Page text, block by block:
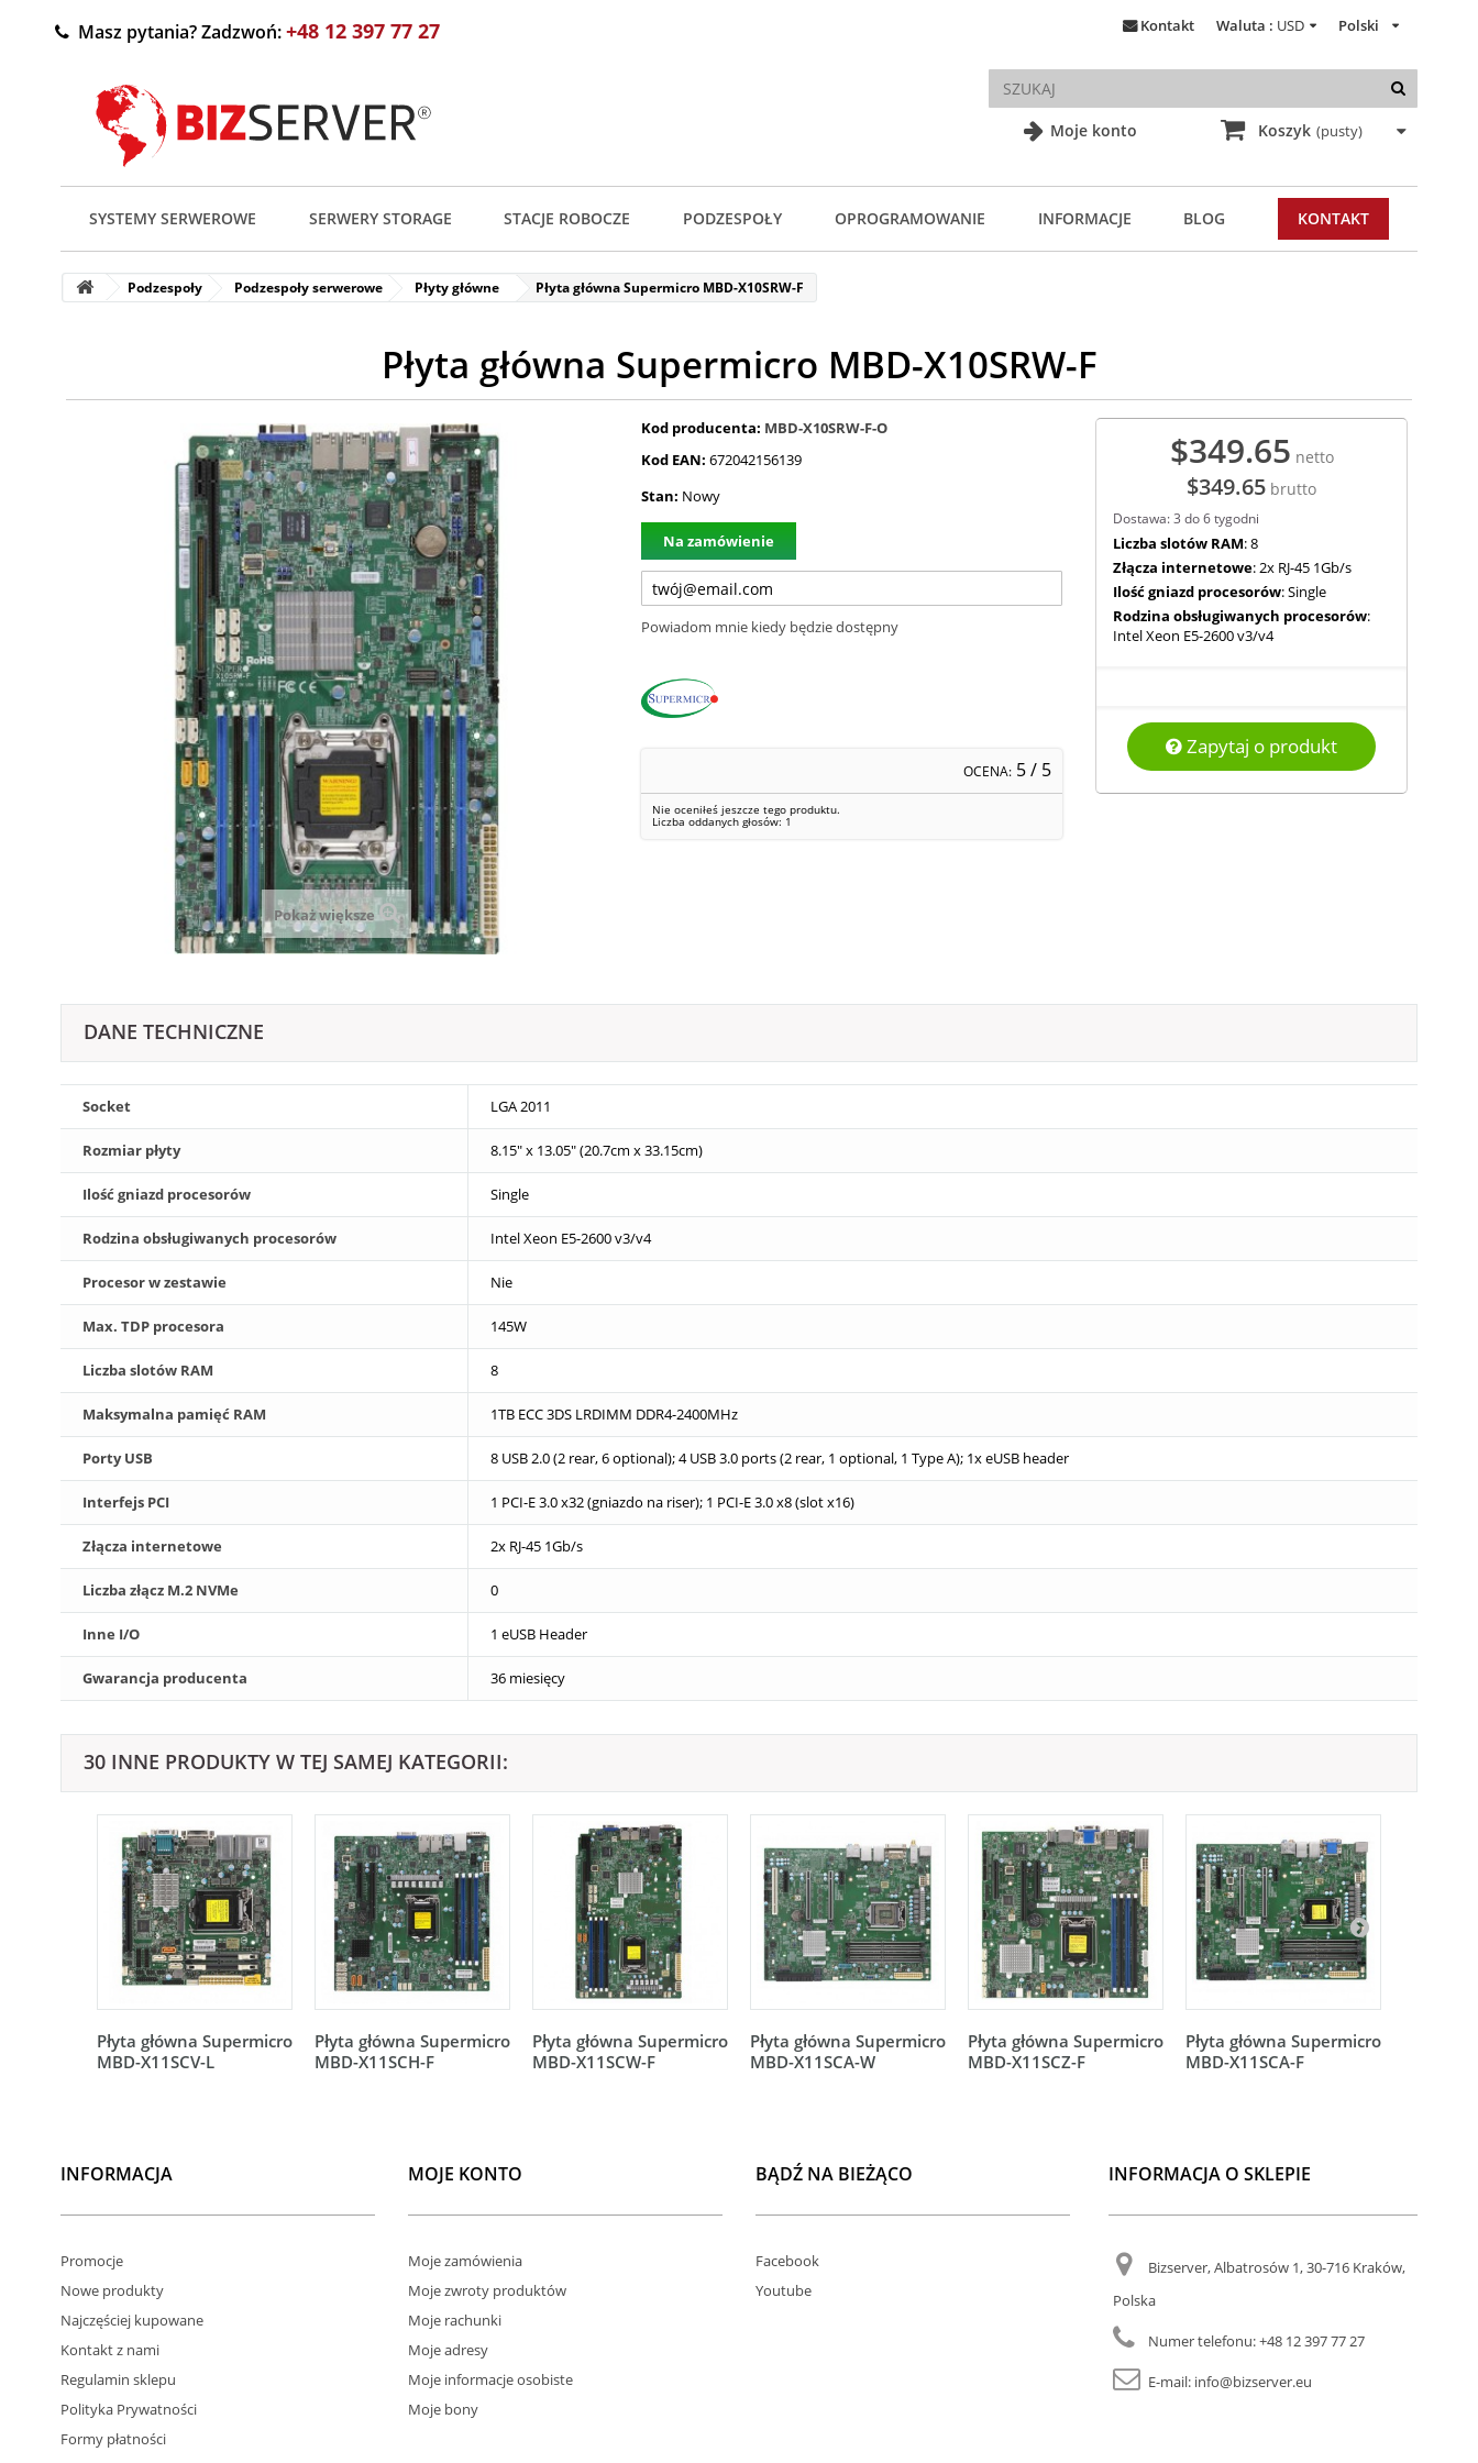
Moje konto
Polski
Waluta : USD
Kontakt
Masz pytania? Zadzwoń:+48 12 397 77 27
Koszyk (pusty)
SYSTEMY SERWEROWE SERWERY STORAGE STACJE ROBOCZE PODZESPOŁY OPROGRAMOWANIE INFORMACJE BLOG KONTAKT
Podzespoły Podzespoły serwerowe Płyty główne Płyta główna Supermicro MBD-X10SRW-F
Płyta główna Supermicro MBD-X10SRW-F
Pokaż większe
Kod producenta: MBD-X10SRW-F-O
Kod EAN: 672042156139
Stan: Nowy
Na zamówienie
Powiadom mnie kiedy będzie dostępny
OCENA: 5/ 5
Nie oceniłeś jeszcze tego produktu.
Liczba oddanych głosów: 1
$349.65 netto
$349.65 brutto
Dostawa: 3 do 6 tygodni
Liczba slotów RAM: 8
Złącza internetowe: 2x RJ-45 1Gb/s
Ilość gniazd procesorów: Single
Rodzina obsługiwanych procesorów:
Intel Xeon E5-2600 v3/v4
Zapytaj o produkt
DANE TECHNICZNE
Socket LGA 2011
Rozmiar płyty 8.15" x 13.05" (20.7cm x 33.15cm)
Ilość gniazd procesorów Single
Rodzina obsługiwanych procesorów Intel Xeon E5-2600 v3/v4
Procesor w zestawie Nie
Max. TDP procesora 145W
Liczba slotów RAM 8
Maksymalna pamięć RAM 1TB ECC 3DS LRDIMM DDR4-2400MHz
Porty USB 8 USB 2.0 (2 rear, 6 optional); 4 USB 3.0 ports (2 rear, 1 optional, 1 Type A); 1x eUSB header
Interfejs PCI 1 PCI-E 3.0 x32 (gniazdo na riser); 1 PCI-E 3.0 x8 (slot x16)
Złącza internetowe 2x RJ-45 1Gb/s
Liczba złącz M.2 NVMe 0
Inne I/O 1 eUSB Header
Gwarancja producenta 36 miesięcy
30 INNE PRODUKTY W TEJ SAMEJ KATEGORII:
Płyta główna Supermicro
MBD-X11SCV-L
Płyta główna Supermicro
MBD-X11SCH-F
Płyta główna Supermicro
MBD-X11SCW-F
Płyta główna Supermicro
MBD-X11SCA-W
Płyta główna Supermicro
MBD-X11SCZ-F
Płyta główna Supermicro
MBD-X11SCA-F
INFORMACJA
Promocje
Nowe produkty
Najczęściej kupowane
Kontakt z nami
Regulamin sklepu
Polityka Prywatności
Formy płatności
MOJE KONTO
Moje zamówienia
Moje zwroty produktów
Moje rachunki
Moje adresy
Moje informacje osobiste
Moje bony
BĄDŹ NA BIEŻĄCO
Facebook
Youtube
INFORMACJA O SKLEPIE
Bizserver, Albatrosów 1, 30-716 Kraków,
Polska
Numer telefonu:+48 12 397 77 27
E-mail: info@bizserver.eu